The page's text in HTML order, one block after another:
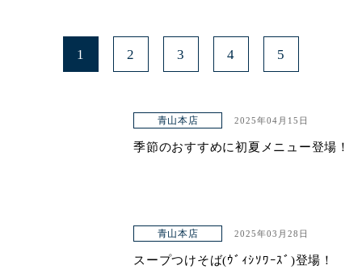
1 2 3 4 5
青山本店 2025年04月15日
季節のおすすめに初夏メニュー登場！
青山本店 2025年03月28日
スープつけそば(ｳﾞｨｼｿﾜｰｽﾞ)登場！